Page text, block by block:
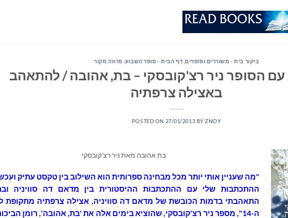
ביקור בית - משוררים וסופרים דף הבית - סופר השבוע פרוזה מקור
עם הסופר ניר רצ'קובסקי – בת, אהובה / להתאהב
באצילה צרפתיה
POSTED ON 27/01/2013 BYZNOY
בת אהובה מאת ניר רצ'קובסקי
"מה שעניין אותי יותר מכל מבחינה ספרותית הוא השילוב בין טקסט עתיק
ההתכתבות שלי עם ההתכתבות ההיסטורית בין מדאם דה סוויניה
התאהבתי בדמות הכובשת של מדאם דה סוויניה, אצילה צרפתיה מתקופת
ה-14", מספר ניר רצ'קובסקי, שהוציא בימים אלה את 'בת, אהובה', רומן